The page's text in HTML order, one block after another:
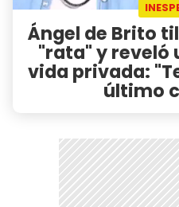
Ángel de Brito
"rata" y reveló
vida privada:
último